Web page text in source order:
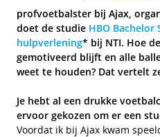
profvoetbalster bij Ajax,
doet de studie HBO Bachelor
hulpverlening* bij NTI. Hoe
gemotiveerd blijft en alle
weet te houden? Dat vertelt
Je hebt al een drukke
ervoor gekozen om er een
Voordat ik bij Ajax kwam